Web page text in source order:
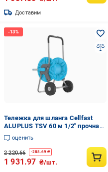
Доставим
Тележка для шланга Cellfast
ALUPLUS TSV 60 м 1/2" прочная/
износостойкая/для
ежедневного полива
оценить
2 220.66 -288.69 ₴
1 931.97 ₴/шт.